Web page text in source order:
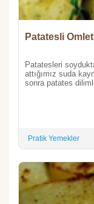
Patatesli Omlet
Patatesleri
attığımız suda
sonra patates
Pratik Yemekler